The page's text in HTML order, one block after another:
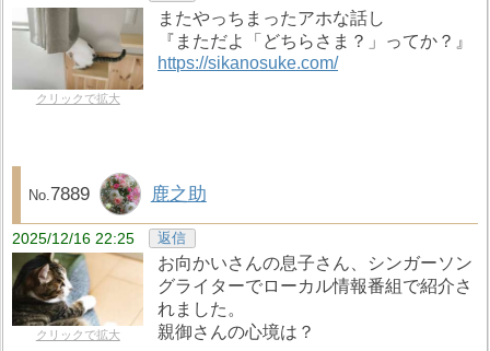
クリックで拡大
またやっちまったアホな話し
『まただよ「どちらさま？」ってか？』
https://sikanosuke.com/
7889 鹿之助
2025/12/16 22:25 返信
クリックで拡大
お向かいさんの息子さん、シンガーソン
グライターでローカル情報番組で紹介さ
れました。
親御さんの心境は？